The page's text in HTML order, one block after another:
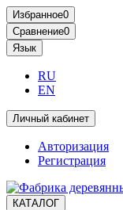
Избранное0
Сравнение0
Язык
RU
EN
Личный кабинет
Авторизация
Регистрация
КАТАЛОГ